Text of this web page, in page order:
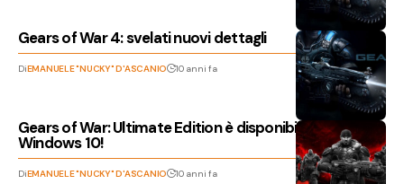
Gears of War 4: svelati nuovi dettagli
DiEMANUELE "NUCKY" D'ASCANIO 10 anni fa
Gears of War: Ultimate Edition è disponibile su PC
Windows 10!
DiEMANUELE "NUCKY" D'ASCANIO 10 anni fa